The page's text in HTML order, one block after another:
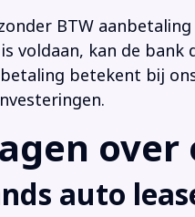
BTW
voldaan, kan de
betekent bij
auto